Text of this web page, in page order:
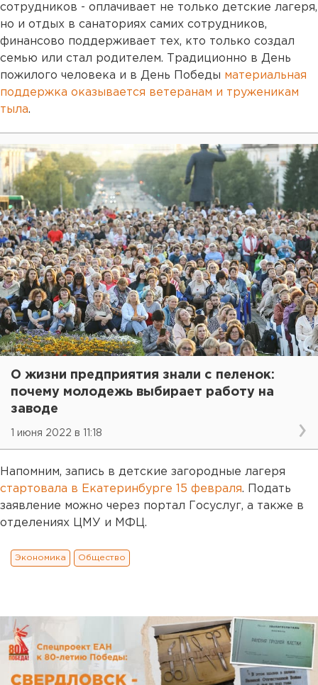
сотрудников - оплачивает не только детские лагеря,
но и отдых в санаториях самих сотрудников,
финансово поддерживает тех, кто только создал
семью или стал родителем. Традиционно в День
пожилого человека и в День Победы материальная
поддержка оказывается ветеранам и труженикам
тыла.
О жизни предприятия знали с пеленок:
почему молодежь выбирает работу на
заводе
1 июня 2022 в 11:18
Напомним, запись в детские загородные лагеря
стартовала в Екатеринбурге 15 февраля. Подать
заявление можно через портал Госуслуг, а также в
отделениях ЦМУ и МФЦ.
Экономика Общество